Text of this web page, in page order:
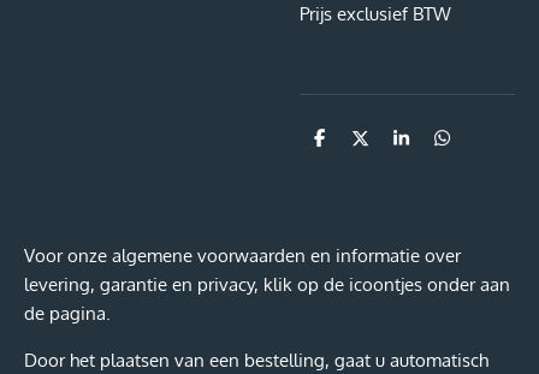
Prijs exclusief BTW
D
D
S
D
Voor onze algemene voorwaarden en informatie over
levering, garantie en privacy, klik op de icoontjes onder aan
de pagina.
Door het plaatsen van een bestelling, gaat u automatisch